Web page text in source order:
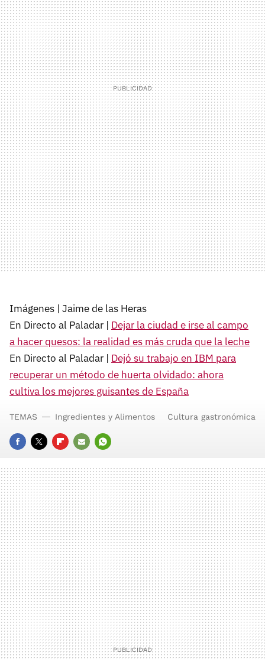
Imágenes | Jaime de las Heras
En Directo al Paladar | Dejar la ciudad e irse al campo
a hacer quesos: la realidad es más cruda que la leche
En Directo al Paladar | Dejó su trabajo en IBM para
recuperar un método de huerta olvidado: ahora
cultiva los mejores guisantes de España
FACEBOOK
TWITTERFLIPBOARD
E-
MAIL
WHATSAPP
TEMAS Ingredientes y Alimentos Cultura gastronómica